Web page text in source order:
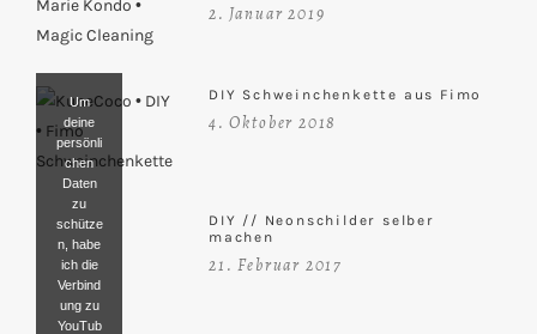
2. Januar 2019
DIY Schweinchenkette aus Fimo
4. Oktober 2018
DIY // Neonschilder selber
machen
21. Februar 2017
Um
deine
persönli
chen
Daten
zu
schütze
n, habe
ich die
Verbind
ung zu
YouTub